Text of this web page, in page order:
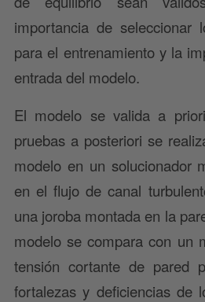
importancia de seleccionar
para el entrenamiento y la
entrada del modelo.
El modelo se valida a
pruebas a posteriori se
modelo en un solucionador
en el flujo de canal
una joroba montada en la
modelo se compara con un
tensión cortante de pared
fortalezas y deficiencias de